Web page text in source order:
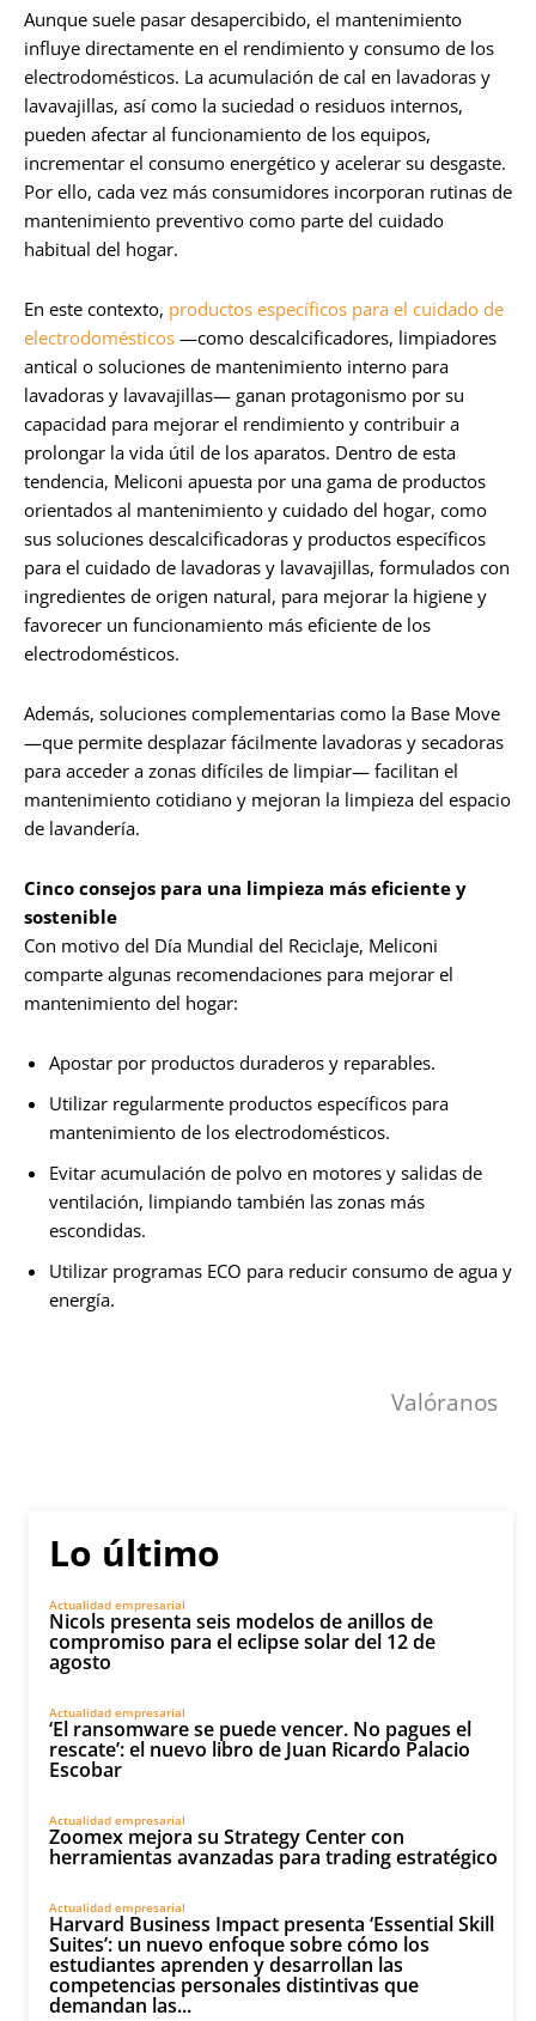
Aunque suele pasar desapercibido, el mantenimiento
influye directamente en el rendimiento y consumo de los
electrodomésticos. La acumulación de cal en lavadoras y
lavavajillas, así como la suciedad o residuos internos,
pueden afectar al funcionamiento de los equipos,
incrementar el consumo energético y acelerar su desgaste.
Por ello, cada vez más consumidores incorporan rutinas de
mantenimiento preventivo como parte del cuidado
habitual del hogar.
En este contexto, productos específicos para el cuidado de
electrodomésticos —como descalcificadores, limpiadores
antical o soluciones de mantenimiento interno para
lavadoras y lavavajillas— ganan protagonismo por su
capacidad para mejorar el rendimiento y contribuir a
prolongar la vida útil de los aparatos. Dentro de esta
tendencia, Meliconi apuesta por una gama de productos
orientados al mantenimiento y cuidado del hogar, como
sus soluciones descalcificadoras y productos específicos
para el cuidado de lavadoras y lavavajillas, formulados con
ingredientes de origen natural, para mejorar la higiene y
favorecer un funcionamiento más eficiente de los
electrodomésticos.
Además, soluciones complementarias como la Base Move
—que permite desplazar fácilmente lavadoras y secadoras
para acceder a zonas difíciles de limpiar— facilitan el
mantenimiento cotidiano y mejoran la limpieza del espacio
de lavandería.
Cinco consejos para una limpieza más eficiente y
sostenible
Con motivo del Día Mundial del Reciclaje, Meliconi
comparte algunas recomendaciones para mejorar el
mantenimiento del hogar:
Apostar por productos duraderos y reparables.
Utilizar regularmente productos específicos para
mantenimiento de los electrodomésticos.
Evitar acumulación de polvo en motores y salidas de
ventilación, limpiando también las zonas más
escondidas.
Utilizar programas ECO para reducir consumo de agua y
energía.
Valóranos
Lo último
Actualidad empresarial
Nicols presenta seis modelos de anillos de
compromiso para el eclipse solar del 12 de
agosto
Actualidad empresarial
‘El ransomware se puede vencer. No pagues el
rescate’: el nuevo libro de Juan Ricardo Palacio
Escobar
Actualidad empresarial
Zoomex mejora su Strategy Center con
herramientas avanzadas para trading estratégico
Actualidad empresarial
Harvard Business Impact presenta ‘Essential Skill
Suites’: un nuevo enfoque sobre cómo los
estudiantes aprenden y desarrollan las
competencias personales distintivas que
demandan las...